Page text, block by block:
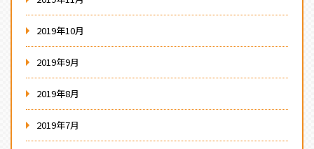
2019年10月
2019年9月
2019年8月
2019年7月